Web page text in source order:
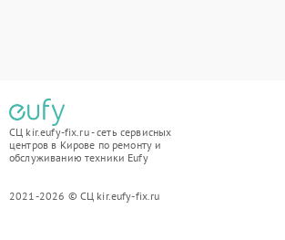
СЦ kir.eufy-fix.ru - сеть сервисных
центров в Кирове по ремонту и
обслуживанию техники Eufy
2021-2026 © СЦ kir.eufy-fix.ru